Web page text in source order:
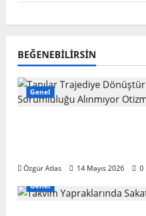
BEĞENEBILIRSIN
Genel
Özgür Atlas 14 Mayıs 2026
0
Genel